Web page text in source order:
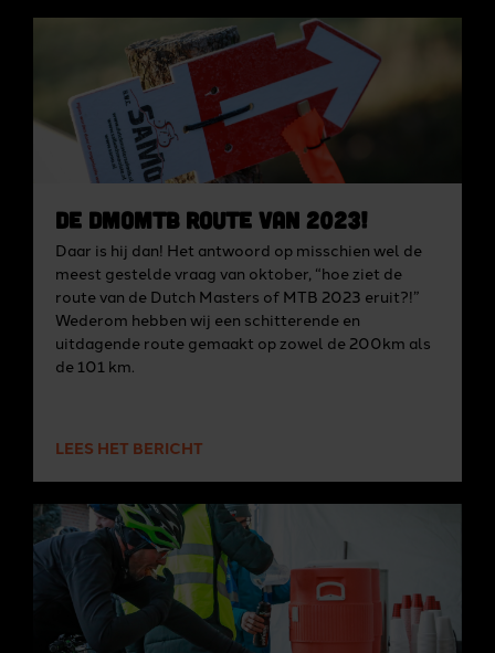
De DMoMTB route van 2023!
Daar is hij dan! Het antwoord op misschien wel de
meest gestelde vraag van oktober, “hoe ziet de
route van de Dutch Masters of MTB 2023 eruit?!”
Wederom hebben wij een schitterende en
uitdagende route gemaakt op zowel de 200km als
de 101 km.
LEES HET BERICHT